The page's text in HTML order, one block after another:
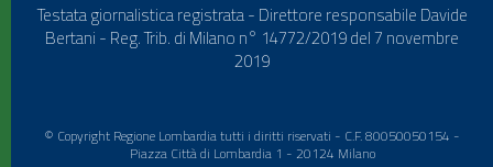
Testata giornalistica registrata - Direttore responsabile Davide
Bertani - Reg. Trib. di Milano n° 14772/2019 del 7 novembre
2019
© Copyright Regione Lombardia tutti i diritti riservati - C.F. 80050050154 -
Piazza Città di Lombardia 1 - 20124 Milano